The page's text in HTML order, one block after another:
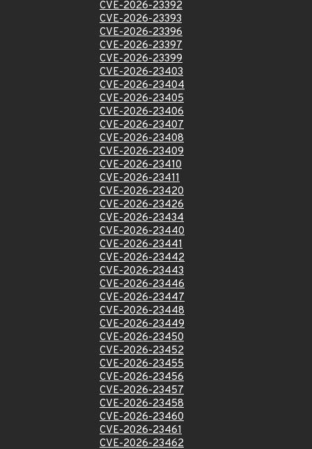
CVE-2026-23392
CVE-2026-23393
CVE-2026-23396
CVE-2026-23397
CVE-2026-23399
CVE-2026-23403
CVE-2026-23404
CVE-2026-23405
CVE-2026-23406
CVE-2026-23407
CVE-2026-23408
CVE-2026-23409
CVE-2026-23410
CVE-2026-23411
CVE-2026-23420
CVE-2026-23426
CVE-2026-23434
CVE-2026-23440
CVE-2026-23441
CVE-2026-23442
CVE-2026-23443
CVE-2026-23446
CVE-2026-23447
CVE-2026-23448
CVE-2026-23449
CVE-2026-23450
CVE-2026-23452
CVE-2026-23455
CVE-2026-23456
CVE-2026-23457
CVE-2026-23458
CVE-2026-23460
CVE-2026-23461
CVE-2026-23462